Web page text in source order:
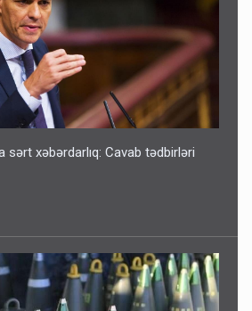
Məhərrəmovun oğludur - DOSYE
sərt xəbərdarlıq: Cavab tədbirləri